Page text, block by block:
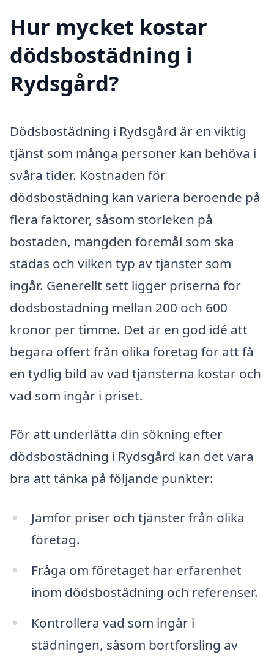
Hur mycket kostar
dödsbostädning i
Rydsgård?
Dödsbostädning i Rydsgård är en viktig
tjänst som många personer kan behöva i
svåra tider. Kostnaden för
dödsbostädning kan variera beroende på
flera faktorer, såsom storleken på
bostaden, mängden föremål som ska
städas och vilken typ av tjänster som
ingår. Generellt sett ligger priserna för
dödsbostädning mellan 200 och 600
kronor per timme. Det är en god idé att
begära offert från olika företag för att få
en tydlig bild av vad tjänsterna kostar och
vad som ingår i priset.
För att underlätta din sökning efter
dödsbostädning i Rydsgård kan det vara
bra att tänka på följande punkter:
Jämför priser och tjänster från olika
företag.
Fråga om företaget har erfarenhet
inom dödsbostädning och referenser.
Kontrollera vad som ingår i
städningen, såsom bortforsling av